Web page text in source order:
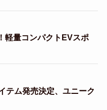
軽量コンパクトEVスポ
テム発売決定、ユニーク